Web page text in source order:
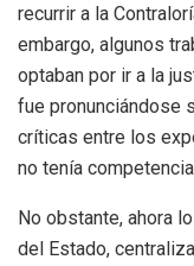
recurrir a la
embargo, algunos
optaban por ir a la
fue pronunciándose
críticas entre los
no tenía
No obstante, ahora
del Estado,